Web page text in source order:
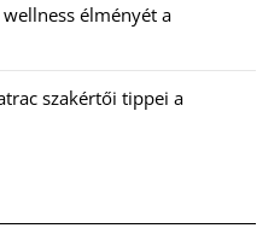
élményét a
szakértői tippei a